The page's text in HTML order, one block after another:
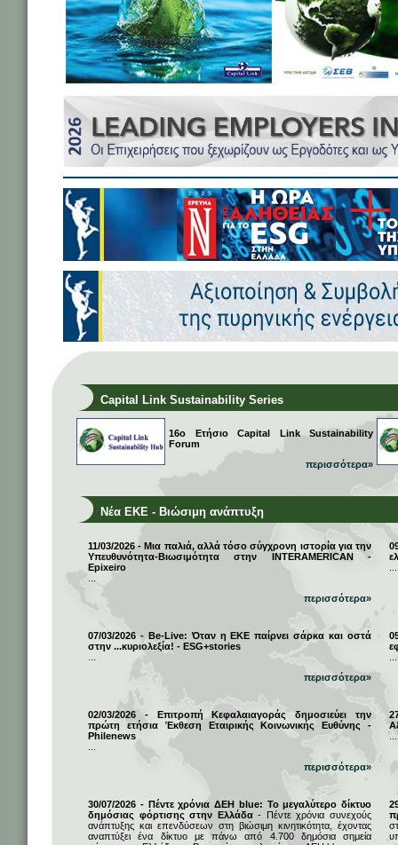
Capital Link Sustainability Series
16ο Ετήσιο Capital Link Sustainability
Forum
περισσότερα»
Νέα ΕΚΕ - Βιώσιμη ανάπτυξη
11/03/2026 - Μια παλιά, αλλά τόσο σύγχρονη ιστορία για την
Υπευθυνότητα-Βιωσιμότητα στην INTERAMERICAN -
Epixeiro
περισσότερα»
07/03/2026 - Be-Live: Όταν η ΕΚΕ παίρνει σάρκα και οστά
στην ...κυριολεξία! - ESG+stories
περισσότερα»
02/03/2026 - Επιτροπή Κεφαλαιαγοράς δημοσιεύει την
πρώτη ετήσια Έκθεση Εταιρικής Κοινωνικής Ευθύνης -
Philenews
περισσότερα»
30/07/2026 - Πέντε χρόνια ΔΕΗ blue: Το μεγαλύτερο δίκτυο
δημόσιας φόρτισης στην Ελλάδα- Πέντε χρόνια συνεχούς
ανάπτυξης και επενδύσεων στη βιώσιμη κινητικότητα, έχοντας
αναπτύξει ένα δίκτυο με πάνω από 4.700 δημόσια σημεία